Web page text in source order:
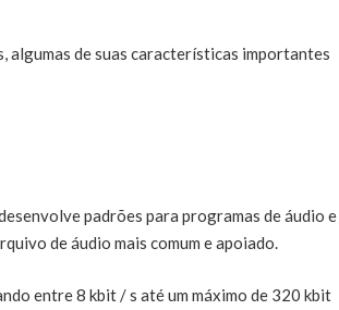
algumas de suas características importantes
padrões para programas de áudio e
de áudio mais comum e apoiado.
entre 8 kbit / s até um máximo de 320 kbit